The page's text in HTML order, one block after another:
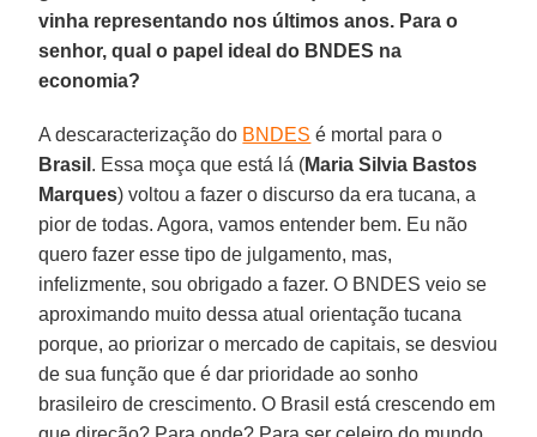
vinha representando nos últimos anos. Para o
senhor, qual o papel ideal do BNDES na
economia?
A descaracterização do BNDES é mortal para o
Brasil . Essa moça que está lá (Maria Silvia Bastos
Marques) voltou a fazer o discurso da era tucana, a
pior de todas. Agora, vamos entender bem. Eu não
quero fazer esse tipo de julgamento, mas,
infelizmente, sou obrigado a fazer. O BNDES veio se
aproximando muito dessa atual orientação tucana
porque, ao priorizar o mercado de capitais, se desviou
de sua função que é dar prioridade ao sonho
brasileiro de crescimento. O Brasil está crescendo em